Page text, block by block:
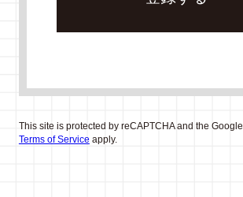
This site is protected by reCAPTCHA and the Google
Terms of Service apply.